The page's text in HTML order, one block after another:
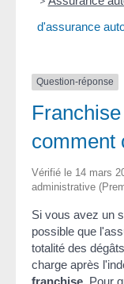
d'assurance
Question-réponse
comment
Vérifié le 14 mars
administrative
Si vous avez un
possible que
totalité des
charge après
franchise. Pour